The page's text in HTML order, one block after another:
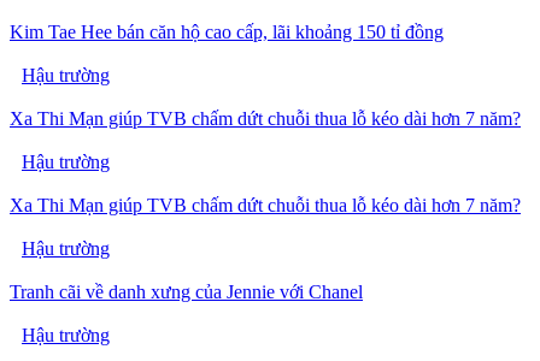
Kim Tae Hee bán căn hộ cao cấp, lãi khoảng 150 tỉ đồng
Hậu trường
Xa Thi Mạn giúp TVB chấm dứt chuỗi thua lỗ kéo dài hơn 7 năm?
Hậu trường
Xa Thi Mạn giúp TVB chấm dứt chuỗi thua lỗ kéo dài hơn 7 năm?
Hậu trường
Tranh cãi về danh xưng của Jennie với Chanel
Hậu trường